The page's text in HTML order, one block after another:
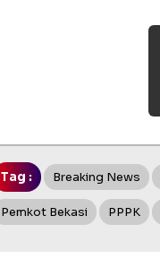
Tag : Breaking News
Pemkot Bekasi PPPK